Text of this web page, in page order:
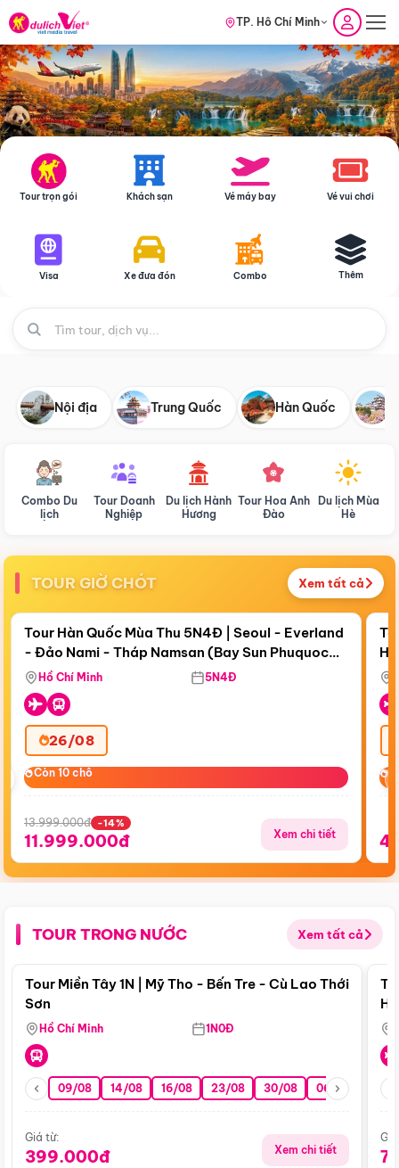
TP. Hồ Chí Minh
Tour trọn gói Khách sạn Vé máy bay Vé vui chơi
Visa Xe đưa đón Combo Thêm
Nội địa Trung Quốc Hàn Quốc
Combo Du
lịch
Tour Doanh
Nghiệp
Du lịch Hành
Hương
Tour Hoa Anh
Đào
Du lịch Mùa
Hè
TOUR GIỜ CHÓT Xem tất cả
Còn19 ngày 07:29:04
Điểm nổi bật
Tour Hàn Quốc Mùa Thu 5N4Đ | Seoul - Everland
- Đảo Nami - Tháp Namsan (Bay Sun Phuquoc
Airways)
Hồ Chí Minh 5N4Đ
26/08
Còn 10 chỗ
Còn 10 chỗ
13.999.000đ -14%
11.999.000đ Xem chi tiết
TOUR TRONG NƯỚC Xem tất cả
Điểm nổi bật
Tour Miền Tây 1N | Mỹ Tho - Bến Tre - Cù Lao Thới
Sơn
Hồ Chí Minh 1N0Đ
09/08 14/08 16/08 23/08 30/08 06/09 13/09
Giá từ:
399.000đ Xem chi tiết